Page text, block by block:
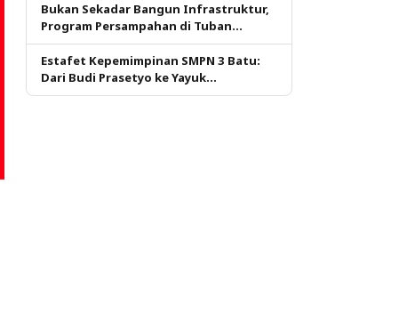
Bukan Sekadar Bangun Infrastruktur,
Program Persampahan di Tuban
Didorong Pastikan Layanan Tetap
Berjalan
Estafet Kepemimpinan SMPN 3 Batu:
Dari Budi Prasetyo ke Yayuk
Sariastutik, Tantangan Jaga Prestasi